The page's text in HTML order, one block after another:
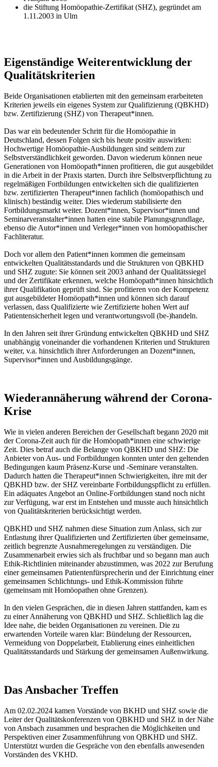
die Stiftung Homöopathie-Zertifikat (SHZ), gegründet am
1.11.2003 in Ulm
Eigenständige Weiterentwicklung der
Qualitätskriterien
Beide Organisationen etablierten mit den gemeinsam erarbeiteten
Kriterien jeweils ein eigenes System zur Qualifizierung (QBKHD)
bzw. Zertifizierung (SHZ) von Therapeut*innen.
Das war ein bedeutender Schritt für die Homöopathie in
Deutschland, dessen Folgen sich bis heute positiv auswirken:
Hochwertige Homöopathie-Ausbildungen sind seitdem zur
Selbstverständlichkeit geworden. Davon wiederum können neue
Generationen von Homöopath*innen profitieren, die gut ausgebildet
in die Arbeit in der Praxis starten. Durch ihre Selbstverpflichtung zu
regelmäßigen Fortbildungen entwickelten sich die qualifizierten
bzw. zertifizierten Therapeut*innen fachlich (homöopathisch und
klinisch) beständig weiter. Dies wiederum stabilisierte den
Fortbildungsmarkt weiter. Dozent*innen, Supervisor*innen und
Seminarveranstalter*innen hatten eine stabile Planungsgrundlage,
ebenso die Autor*innen und Verleger*innen von homöopathischer
Fachliteratur.
Doch vor allem den Patient*innen kommen die gemeinsam
entwickelten Qualitätsstandards und die Strukturen von QBKHD
und SHZ zugute: Sie können seit 2003 anhand der Qualitätssiegel
und der Zertifikate erkennen, welche Homöopath*innen hinsichtlich
ihrer Qualifikation geprüft sind. Sie profitieren von der Kompetenz
gut ausgebildeter Homöopath*innen und können sich darauf
verlassen, dass Qualifizierte wie Zertifizierte hohen Wert auf
Patientensicherheit legen und verantwortungsvoll (be-)handeln.
In den Jahren seit ihrer Gründung entwickelten QBKHD und SHZ
unabhängig voneinander die vorhandenen Kriterien und Strukturen
weiter, v.a. hinsichtlich ihrer Anforderungen an Dozent*innen,
Supervisor*innen und Ausbildungsgänge.
Wiederannäherung während der Corona-
Krise
Wie in vielen anderen Bereichen der Gesellschaft begann 2020 mit
der Corona-Zeit auch für die Homöopath*innen eine schwierige
Zeit. Dies betraf auch die Belange von QBKHD und SHZ: Die
Anbieter von Aus- und Fortbildungen konnten unter den geltenden
Bedingungen kaum Präsenz-Kurse und -Seminare veranstalten.
Dadurch hatten die Therapeut*innen Schwierigkeiten, ihre mit der
QBKHD bzw. der SHZ vereinbarte Fortbildungspflicht zu erfüllen.
Ein adäquates Angebot an Online-Fortbildungen stand noch nicht
zur Verfügung, war erst im Entstehen und musste auch hinsichtlich
von Qualitätskriterien berücksichtigt werden.
QBKHD und SHZ nahmen diese Situation zum Anlass, sich zur
Entlastung ihrer Qualifizierten und Zertifizierten über gemeinsame,
zeitlich begrenzte Ausnahmeregelungen zu verständigen. Die
Zusammenarbeit erwies sich als fruchtbar und so begann man auch
Ethik-Richtlinien miteinander abzustimmen, was 2022 zur Berufung
einer gemeinsamen Patientenfürsprecherin und der Einrichtung einer
gemeinsamen Schlichtungs- und Ethik-Kommission führte
(gemeinsam mit Homöopathen ohne Grenzen).
In den vielen Gesprächen, die in diesen Jahren stattfanden, kam es
zu einer Annäherung von QBKHD und SHZ. Schließlich lag die
Idee nahe, die beiden Organisationen zu vereinen. Die zu
erwartenden Vorteile waren klar: Bündelung der Ressourcen,
Vermeidung von Doppelarbeit, Etablierung eines einheitlichen
Qualitätsstandards und Stärkung der gemeinsamen Außenwirkung.
Das Ansbacher Treffen
Am 02.02.2024 kamen Vorstände von BKHD und SHZ sowie die
Leiter der Qualitätskonferenzen von QBKHD und SHZ in der Nähe
von Ansbach zusammen und besprachen die Möglichkeiten und
Perspektiven einer Zusammenführung von QBKHD und SHZ.
Unterstützt wurden die Gespräche von den ebenfalls anwesenden
Vorständen des VKHD.